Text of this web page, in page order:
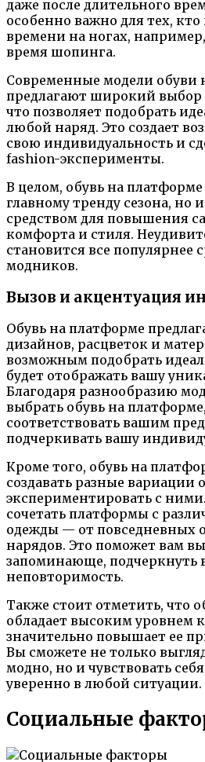
даже после длительного
особенно важно для тех,
времени на ногах,
время шопинга.
Современные модели обуви
предлагают широкий выбор
что позволяет подобрать
любой наряд. Это создает
свою индивидуальность и
fashion-эксперименты.
В целом, обувь на платформе
главному тренду сезона,
средством для повышения
комфорта и стиля.
становится все популярнее
модников.
Вызов и акцентуация
Обувь на платформе
дизайнов, расцветок и
возможным подобрать
будет отображать вашу
Благодаря разнообразию
выбрать обувь на
соответствовать вашим
подчеркивать вашу
Кроме того, обувь на
создавать разные вариации
экспериментировать с
сочетать платформы с
одежды — от повседневных
нарядов. Это поможет вам
запоминающе, подчеркнуть
неповторимость.
Также стоит отметить, что
обладает высоким уровнем
значительно повышает ее
Вы сможете не только
модно, но и чувствовать
уверенно в любой ситуации.
Социальные